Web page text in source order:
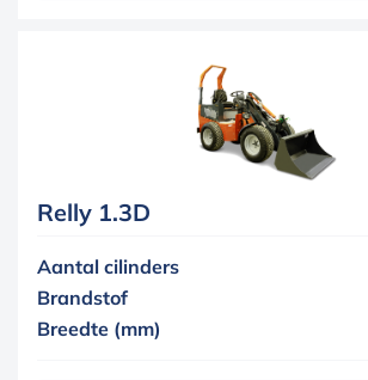
Relly 1.3D
Aantal cilinders
Brandstof
Breedte (mm)